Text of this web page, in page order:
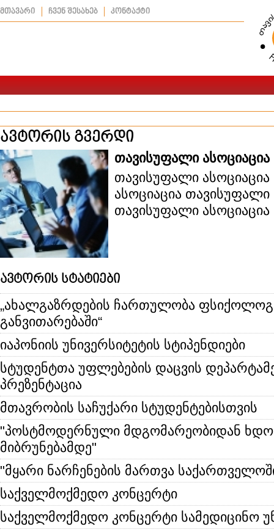
მთავარი ჩვენ შესახებ კონტაქტი
ავტორის გვერდი
თავისუფალი ასოციაცია
თავისუფალი
ასოციაცია თავისუფალი
თავისუფალი ასოციაცია
ავტორის სტატიები
„ახალგაზრდების ჩართულობა
განვითარებაში“
იაპონიის უნივერსიტეტის სტიპენდიები
სტუდენტთა უფლებების დაცვის
პრეზენტაცია
მთავრობის საჩუქარი სტუდენტებისთვის
"პოსტმოდერნული მდგომარეობიდან
მიბრუნებამდე"
"მყარი ნარჩენების მართვა
საქველმოქმედო კონცერტი
საქველმოქმედო კონცერტი სამედიცინო